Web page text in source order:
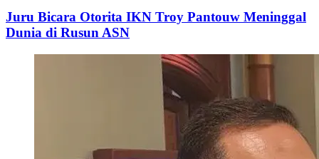
Juru Bicara Otorita IKN Troy Pantouw Meninggal
Dunia di Rusun ASN